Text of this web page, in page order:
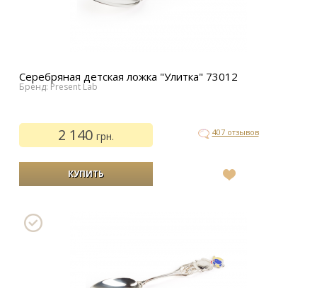
Серебряная детская ложка "Улитка" 73012
Бренд: Present Lab
2 140грн. 407 отзывов